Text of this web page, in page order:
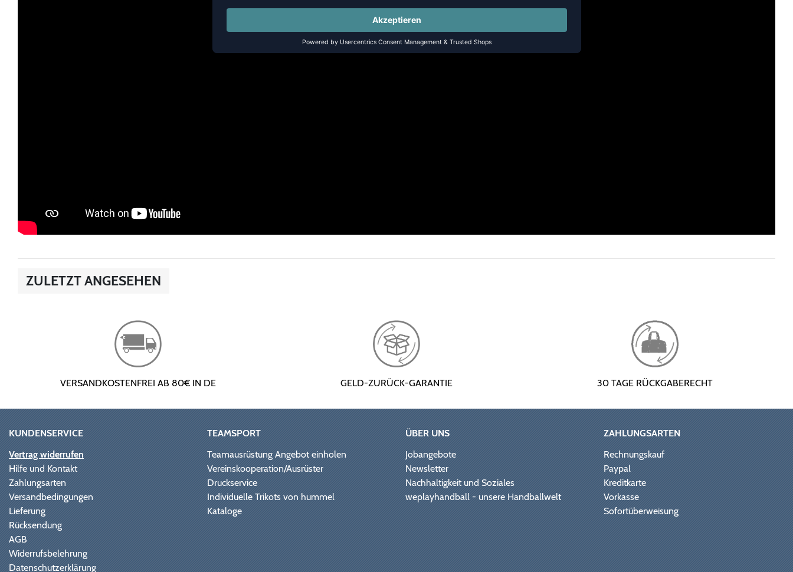
ZULETZT ANGESEHEN
VERSANDKOSTENFREI AB 80€ IN DE GELD-ZURÜCK-GARANTIE 30 TAGE RÜCKGABERECHT
KUNDENSERVICE
Vertrag widerrufen
Hilfe und Kontakt
Zahlungsarten
Versandbedingungen
Lieferung
Rücksendung
AGB
Widerrufsbelehrung
Datenschutzerklärung
TEAMSPORT
Teamausrüstung Angebot einholen
Vereinskooperation/Ausrüster
Druckservice
Individuelle Trikots von hummel
Kataloge
ÜBER UNS
Jobangebote
Newsletter
Nachhaltigkeit und Soziales
weplayhandball - unsere Handballwelt
ZAHLUNGSARTEN
Rechnungskauf
Paypal
Kreditkarte
Vorkasse
Sofortüberweisung